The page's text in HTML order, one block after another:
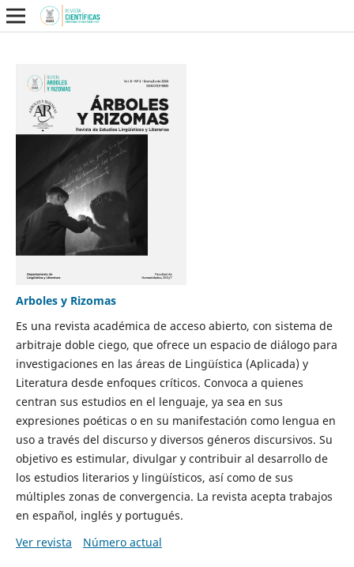
Arboles y Rizomas
Es una revista académica de acceso abierto, con sistema de
arbitraje doble ciego, que ofrece un espacio de diálogo para
investigaciones en las áreas de Lingüística (Aplicada) y
Literatura desde enfoques críticos. Convoca a quienes
centran sus estudios en el lenguaje, ya sea en sus
expresiones poéticas o en su manifestación como lengua en
uso a través del discurso y diversos géneros discursivos. Su
objetivo es estimular, divulgar y contribuir al desarrollo de
los estudios literarios y lingüísticos, así como de sus
múltiples zonas de convergencia. La revista acepta trabajos
en español, inglés y portugués.
Ver revista
Número actual